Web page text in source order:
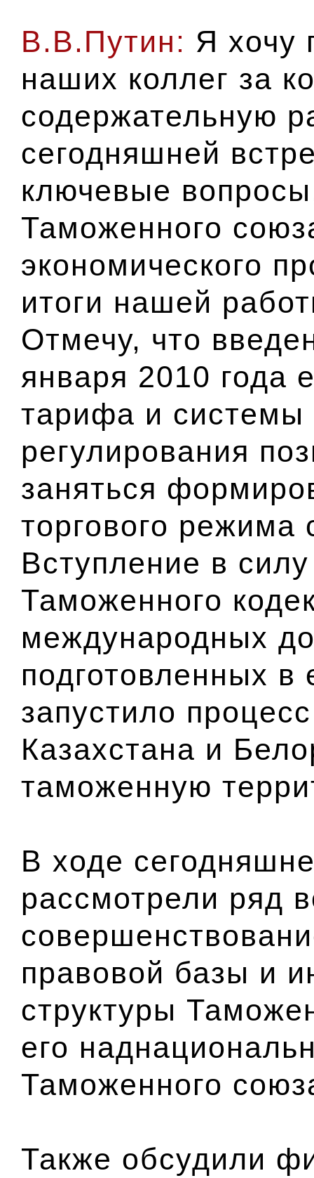
В.В.Путин: Я хочу
наших коллег за
содержательную
сегодняшней
ключевые
Таможенного
экономического
итоги нашей
Отмечу, что
января 2010 года
тарифа и
регулирования
заняться
торгового режима
Вступление в
Таможенного
международных
подготовленных в
запустило
Казахстана и
таможенную
В ходе
рассмотрели ряд
правовой базы и
структуры
его
Таможенного
Также обсудили